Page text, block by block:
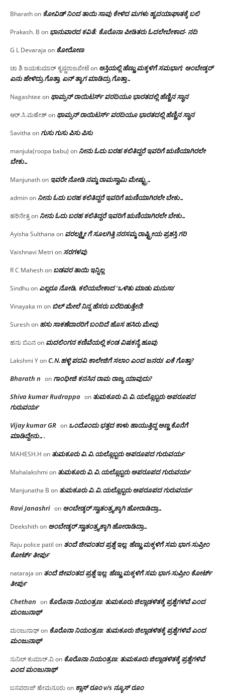
Bharathon ಕೋವಿಡ್ ನಿಂದ ತಾಯಿ ಸಾವು ಕೇಳಿದ ಮಗಳು ಹೃದಯಾಘಾತಕ್ಕೆ ಬಲಿ
Prakash. B on ಭಾನುವಾರದ ಕವಿತೆ: ಕೊರೊನಾ ಪೀಡಿತರು ಓದಲೇಬೇಕಾದ- ನದಿ
G L Devaraja on ಕೋರೋಣ
ಚಾ ಶಿ ಜಯಕುಮಾರ್ ಕೃಷ್ಣರಾಜಪೇಟೆon ಆಸ್ತಿಯಲ್ಲಿ ಹೆಣ್ಣು ಮಕ್ಕಳಿಗೆ ಸಮಭಾಗ; ಅಂಬೇಡ್ಕರ್
ಏನು ಹೇಳಿದ್ರು ಗೊತ್ತಾ, ಏನ್ ತ್ಯಾಗ ಮಾಡಿದ್ರು ಗೊತ್ತಾ…
Nagashtee on ಥಾಮ್ಸನ್ ರಾಯಿಟರ್ಸ್ ವರದಿಯೂ ಭಾರತದಲ್ಲಿ ಹೆಣ್ಣಿನ ಸ್ಥಾನ‌
ಆರ್.ಸಿ.ಮಹೇಶ್on ಥಾಮ್ಸನ್ ರಾಯಿಟರ್ಸ್ ವರದಿಯೂ ಭಾರತದಲ್ಲಿ ಹೆಣ್ಣಿನ ಸ್ಥಾನ‌
Savitha onಗುಸು ಗುಸು ಪಿಸು ಪಿಸು
manjula(roopa babu) on ನೀನು ಓದು ಬರಹ ಕಲಿತಿದ್ದರೆ ಇವರಿಗೆ ಋಣಿಯಾಗಿರಲೇ
ಬೇಕು…
Manjunathon ಇವರೇ‌ ನೋಡಿ‌ ನಮ್ಮ‌ ರಾಮಸ್ವಾಮಿ ಮೇಷ್ಟ್ರು…
adminon ನೀನು ಓದು ಬರಹ ಕಲಿತಿದ್ದರೆ ಇವರಿಗೆ ಋಣಿಯಾಗಿರಲೇ ಬೇಕು…
ಹರಿನೇತ್ರon ನೀನು ಓದು ಬರಹ ಕಲಿತಿದ್ದರೆ ಇವರಿಗೆ ಋಣಿಯಾಗಿರಲೇ ಬೇಕು…
Ayisha Sulthana on ವರಲಕ್ಷ್ಮೀ ಗೆ ಸೂಲಗಿತ್ತಿ ನರಸಮ್ಮ‌ ರಾಷ್ಟ್ರೀಯ ಪ್ರಶಸ್ತಿ ಗರಿ
Vaishnavi Metri onಸರಗಳವು
R C Maheshon ಬಡವರ ತಾಯಿ ಇನ್ನಿಲ್ಲ
Sindhuon ಎಲ್ಲರೂ ನೋಡಿ, ಕಲಿಯಬೇಕಾದ ‘ಒಳಿತು ಮಾಡು ಮನುಸಾ’
Vinayaka mon ಬಿಲ್ ಮೇಲೆ ನಿನ್ನ ಹೆಸರು ಬರೆದಿಡುತ್ತೇನೆ!
Sureshon ಹಸು ಸಾಕಣೆದಾರರಿಗೆ ಬಂದಿದೆ ಹೊಸ ಹಸಿರು ಮೇವು
ಹನು ಬಿಎನon ಮದಲಿಂಗನ ಕಣಿವೆಯಲ್ಲಿ ಕಂಡ ವಿಷಕನ್ಯೆ ಹೂವು
Lakshmi YonC.N.ಹಳ್ಳಿ ಪದವಿ ಕಾಲೇಜಿಗೆ ಸಲಾಂ‌ ಎಂದ ಜನರು! ಏಕೆ ಗೊತ್ತಾ?
Bharath n onಗಾಂಧೀಜಿ ಕನಸಿನ ರಾಮ ರಾಜ್ಯ ಯಾವುದು?
Shiva kumar Rudrappa on ತುಮಕೂರು‌ ವಿ.ವಿ.ಯಲ್ಲೊಬ್ಬರು ಅಪರೂಪದ
ಗುರುವರ್ಯ
Vijay kumar GR on ಒಂದೊಂದು ಭತ್ತದ ಕಾಳು ಹಾಯುತ್ತಿದ್ದ ಅಣ್ಣ ಕೊನೆಗೆ
ಮಾಡಿದ್ದೇನು….
MAHESH.H on ತುಮಕೂರು‌ ವಿ.ವಿ.ಯಲ್ಲೊಬ್ಬರು ಅಪರೂಪದ ಗುರುವರ್ಯ
Mahalakshmi on ತುಮಕೂರು‌ ವಿ.ವಿ.ಯಲ್ಲೊಬ್ಬರು ಅಪರೂಪದ ಗುರುವರ್ಯ
Manjunatha B on ತುಮಕೂರು‌ ವಿ.ವಿ.ಯಲ್ಲೊಬ್ಬರು ಅಪರೂಪದ ಗುರುವರ್ಯ
Ravi Janashri on ಅಂಬೇಡ್ಕರ್ ಸ್ವಾತಂತ್ರ್ಯಕ್ಕಾಗಿ ಹೋರಾಡಿದ್ರಾ…
Deekshithon ಅಂಬೇಡ್ಕರ್ ಸ್ವಾತಂತ್ರ್ಯಕ್ಕಾಗಿ ಹೋರಾಡಿದ್ರಾ…
Raju police patil on ತಂದೆ ಜೀವಂತದ ಪ್ರಶ್ನೆ ಇಲ್ಲ: ಹೆಣ್ಣು ಮಕ್ಕಳಿಗೆ ಸಮ ಭಾಗ-ಸುಪ್ರೀಂ
ಕೋರ್ಟ್ ತೀರ್ಪು
nataraja on ತಂದೆ ಜೀವಂತದ ಪ್ರಶ್ನೆ ಇಲ್ಲ: ಹೆಣ್ಣು ಮಕ್ಕಳಿಗೆ ಸಮ ಭಾಗ-ಸುಪ್ರೀಂ ಕೋರ್ಟ್
ತೀರ್ಪು
Chethan on ಕೊರೊನಾ ನಿಯಂತ್ರಣ: ತುಮಕೂರು ಜಿಲ್ಲಾಡಳಿತಕ್ಕೆ ಪ್ರಶ್ನೆಗಳಿವೆ ಎಂದ
ಮಂಜು‌ನಾಥ್
ಮಂಜುನಾಥ್on ಕೊರೊನಾ ನಿಯಂತ್ರಣ: ತುಮಕೂರು ಜಿಲ್ಲಾಡಳಿತಕ್ಕೆ ಪ್ರಶ್ನೆಗಳಿವೆ ಎಂದ
ಮಂಜು‌ನಾಥ್
ಸುನಿಲ್ ಕುಮಾರ್.ವಿon ಕೊರೊನಾ ನಿಯಂತ್ರಣ: ತುಮಕೂರು ಜಿಲ್ಲಾಡಳಿತಕ್ಕೆ ಪ್ರಶ್ನೆಗಳಿವೆ
ಎಂದ ಮಂಜು‌ನಾಥ್
ಬಸವರಾಜ್ ಹೇಮನೂರುon ಕ್ಲಾಸ್ ರೂಂ v/s ನ್ಯೂಸ್ ರೂಂ